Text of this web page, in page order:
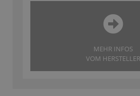
MEHR INFOS
VOM HERSTELLER